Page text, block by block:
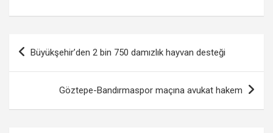
Yazı
gezinmesi
Büyükşehir’den 2 bin 750 damızlık hayvan desteği
Göztepe-Bandırmaspor maçına avukat hakem